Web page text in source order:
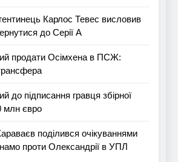
Карлос Тевес висловив
до Серії А
продати Осімхена в ПСЖ:
до підписання гравця збірної
млн євро
поділився очікуваннями
проти Олександрії в УПЛ